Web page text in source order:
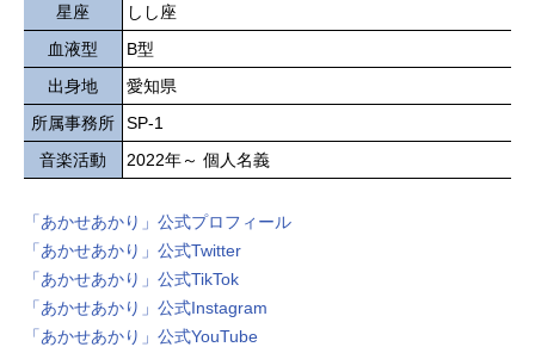
星座
しし座
血液型
B型
出身地
愛知県
所属事務所
SP-1
音楽活動
2022年～ 個人名義
「あかせあかり」公式プロフィール
「あかせあかり」公式Twitter
「あかせあかり」公式TikTok
「あかせあかり」公式Instagram
「あかせあかり」公式YouTube